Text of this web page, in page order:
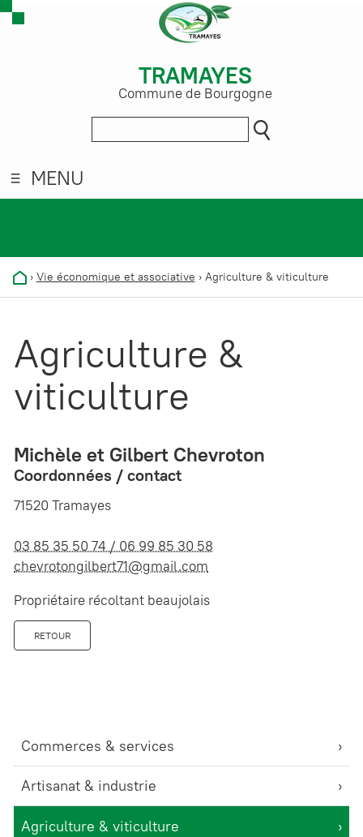
TRAMAYES
Commune de Bourgogne
MENU
› Vie économique et associative › Agriculture & viticulture
Commerces & services
Artisanat & industrie
Agriculture & viticulture
Agriculture &
viticulture
Michèle et Gilbert Chevroton
Coordonnées / contact
71520 Tramayes
03 85 35 50 74 / 06 99 85 30 58
chevrotongilbert71@gmail.com
Propriétaire récoltant beaujolais
RETOUR